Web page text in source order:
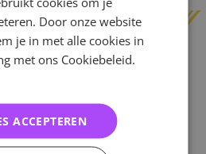
/ SKZOO CHARM - BbokAri
ACRYLIC
Door onze website
je in met alle cookies in
met ons Cookiebeleid.
ACCEPTEREN